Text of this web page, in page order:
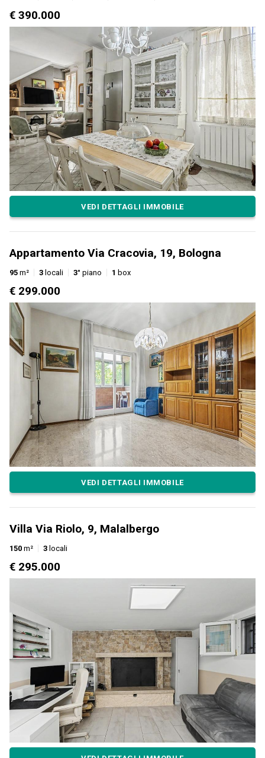
€ 390.000
VEDI DETTAGLI IMMOBILE
Appartamento Via Cracovia, 19, Bologna
95 m² 3 locali 3° piano 1 box
€ 299.000
VEDI DETTAGLI IMMOBILE
Villa Via Riolo, 9, Malalbergo
150 m² 3 locali
€ 295.000